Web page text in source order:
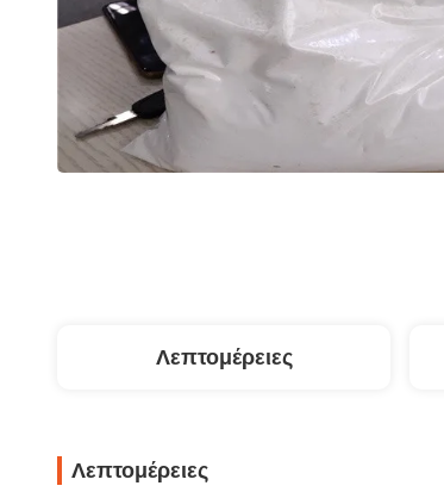
Λεπτομέρειες
Λεπτομέρειες